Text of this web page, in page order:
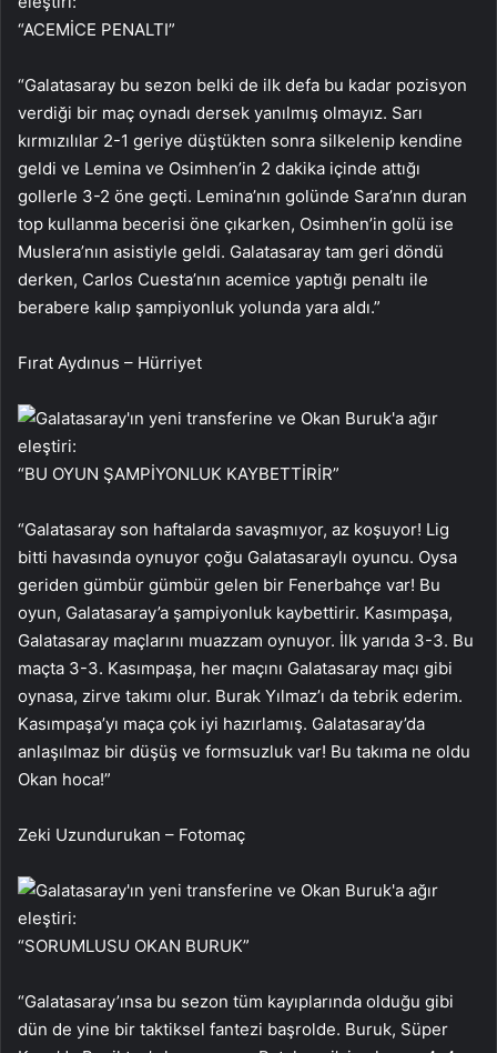
“ACEMİCE PENALTI”
“Galatasaray bu sezon belki de ilk defa bu kadar pozisyon
verdiği bir maç oynadı dersek yanılmış olmayız. Sarı
kırmızılılar 2-1 geriye düştükten sonra silkelenip kendine
geldi ve Lemina ve Osimhen’in 2 dakika içinde attığı
gollerle 3-2 öne geçti. Lemina’nın golünde Sara’nın duran
top kullanma becerisi öne çıkarken, Osimhen’in golü ise
Muslera’nın asistiyle geldi. Galatasaray tam geri döndü
derken, Carlos Cuesta’nın acemice yaptığı penaltı ile
berabere kalıp şampiyonluk yolunda yara aldı.”
Fırat Aydınus – Hürriyet
“BU OYUN ŞAMPİYONLUK KAYBETTİRİR”
“Galatasaray son haftalarda savaşmıyor, az koşuyor! Lig
bitti havasında oynuyor çoğu Galatasaraylı oyuncu. Oysa
geriden gümbür gümbür gelen bir Fenerbahçe var! Bu
oyun, Galatasaray’a şampiyonluk kaybettirir. Kasımpaşa,
Galatasaray maçlarını muazzam oynuyor. İlk yarıda 3-3. Bu
maçta 3-3. Kasımpaşa, her maçını Galatasaray maçı gibi
oynasa, zirve takımı olur. Burak Yılmaz’ı da tebrik ederim.
Kasımpaşa’yı maça çok iyi hazırlamış. Galatasaray’da
anlaşılmaz bir düşüş ve formsuzluk var! Bu takıma ne oldu
Okan hoca!”
Zeki Uzundurukan – Fotomaç
“SORUMLUSU OKAN BURUK”
“Galatasaray’ınsa bu sezon tüm kayıplarında olduğu gibi
dün de yine bir taktiksel fantezi başrolde. Buruk, Süper